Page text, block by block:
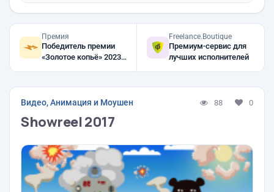
Премия
Победитель премии
«Золотое копьё» 2023,
Freelance.Boutique
Премиум-сервис для
лучших исполнителей
Видео, Анимация и Моушен 88 0
Showreel 2017